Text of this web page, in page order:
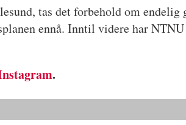
tas det forbehold om
ennå. Inntil videre har
.